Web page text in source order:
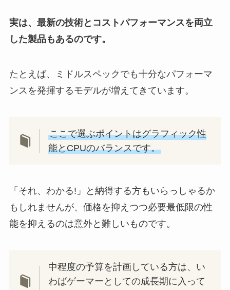
実は、最新の技術とコストパフォーマンスを両立
した製品もあるのです。
たとえば、ミドルスペックでも十分なパフォーマ
ンスを発揮するモデルが増えてきています。
ここで選ぶポイントはグラフィック性
能とCPUのバランスです。
「それ、わかる!」と納得する方もいらっしゃるか
もしれませんが、価格を抑えつつ必要最低限の性
能を抑えるのは意外と難しいものです。
中程度の予算を計画している方は、い
わばゲーマーとしての成長期に入って